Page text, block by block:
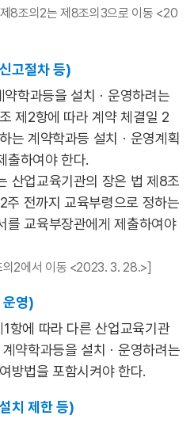
8조의2는 제8조의3으로 이동 <20
고절차 등)
학과등을 설치ㆍ운영하려는
제2항에 따라 계약 체결일 2
는 계약학과등 설치ㆍ운영계획
출하여야 한다.
산업교육기관의 장은 법 제8조
전까지 교육부령으로 정하는
를 교육부장관에게 제출하여야
2에서 이동 <2023. 3. 28.>]
영)
항에 따라 다른 산업교육기관
약학과등을 설치ㆍ운영하려는
방법을 포함시켜야 한다.
치 제한 등)